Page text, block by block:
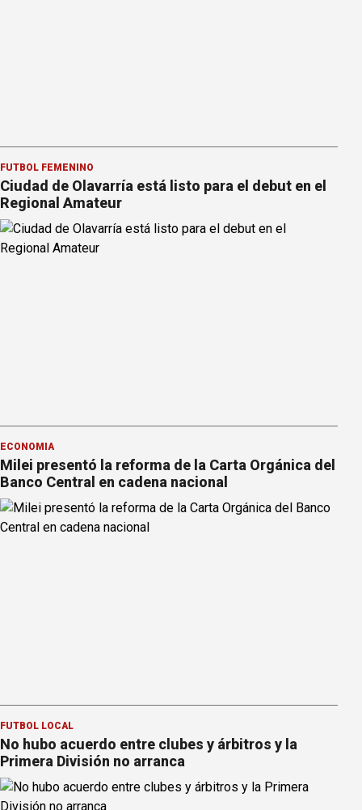
FÚTBOL FEMENINO
Ciudad de Olavarría está listo para el debut en el
Regional Amateur
ECONOMÍA
Milei presentó la reforma de la Carta Orgánica del
Banco Central en cadena nacional
FÚTBOL LOCAL
No hubo acuerdo entre clubes y árbitros y la
Primera División no arranca